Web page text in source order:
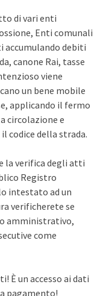
di vari enti
Enti comunali
debiti
canone Rai, tasse
viene
un bene mobile
applicando il fermo
circolazione e
codice della strada.
la verifica degli atti
Registro
intestato ad un
verificherete se
amministrativo,
come
È un accesso ai dati
pagamento!